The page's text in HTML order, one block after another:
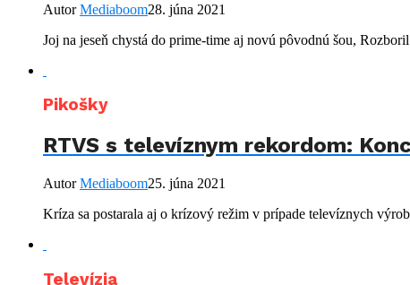
AutorMediaboom28. júna 2021
Joj na jeseň chystá do prime-time aj novú pôvodnú šou,
Pikošky
RTVS s televíznym rekordom:
AutorMediaboom25. júna 2021
Kríza sa postarala aj o krízový režim v prípade televíznych
Televízia